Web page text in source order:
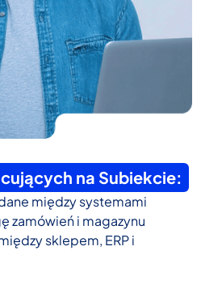
na Subiekcie:
między systemami
zamówień i magazynu
sklepem, ERP i